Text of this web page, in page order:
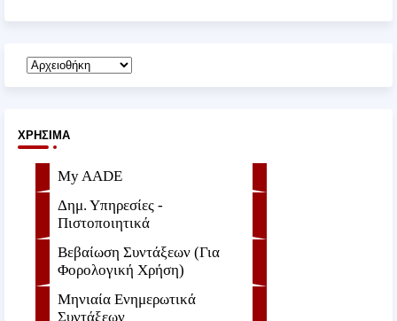
ΧΡΉΣΙΜΑ
My AADE
Δημ. Υπηρεσίες -
Πιστοποιητικά
Βεβαίωση Συντάξεων (Για
Φορολογική Χρήση)
Μηνιαία Ενημερωτικά
Συντάξεων